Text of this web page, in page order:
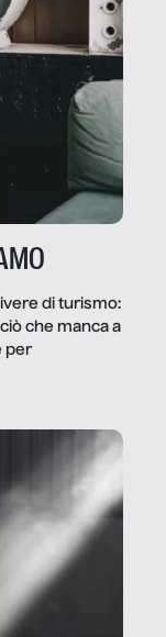
di turismo:
che manca a
per